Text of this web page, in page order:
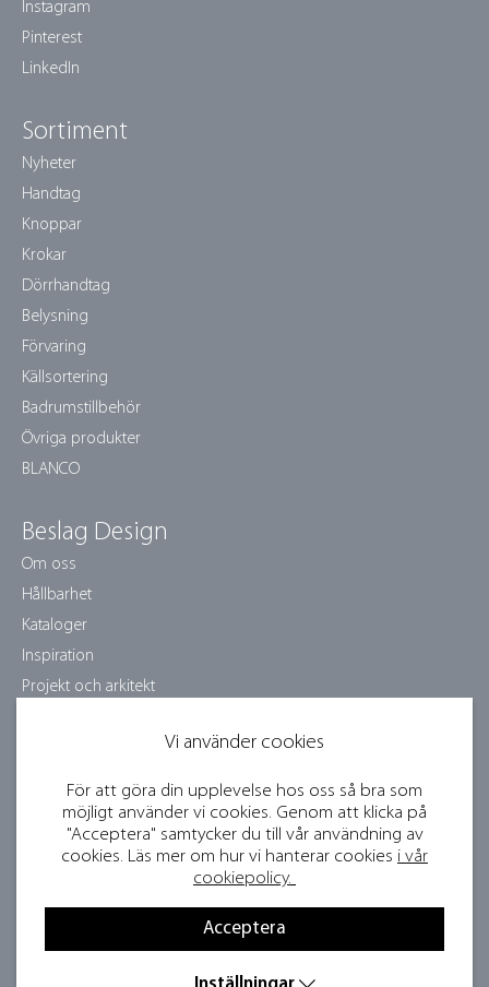
Vi använder cookies
För att göra din upplevelse hos oss så bra som
möjligt använder vi cookies. Genom att klicka på
"Acceptera" samtycker du till vår användning av
cookies. Läs mer om hur vi hanterar cookies i vår
cookiepolicy.
Acceptera
Instagram
Pinterest
LinkedIn
Sortiment
Nyheter
Handtag
Knoppar
Krokar
Dörrhandtag
Belysning
Förvaring
Källsortering
Badrumstillbehör
Övriga produkter
BLANCO
Beslag Design
Om oss
Hållbarhet
Kataloger
Inspiration
Projekt och arkitekt
Bildbank och press
Bli återförsäljare